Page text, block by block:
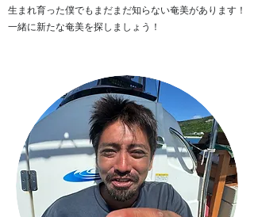
生まれ育った僕でもまだまだ知らない奄美があります！
一緒に新たな奄美を探しましょう！